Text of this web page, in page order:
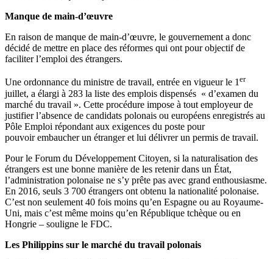
Manque de main-d’œuvre
En raison de manque de main-d’œuvre, le gouvernement a donc
décidé de mettre en place des réformes qui ont pour objectif de
faciliter l’emploi des étrangers.
Une ordonnance du ministre de travail, entrée en vigueur le 1er
juillet, a élargi à 283 la liste des emplois dispensés « d’examen du
marché du travail ». Cette procédure impose à tout employeur de
justifier l’absence de candidats polonais ou européens enregistrés au
Pôle Emploi répondant aux exigences du poste pour
pouvoir embaucher un étranger et lui délivrer un permis de travail.
Pour le Forum du Développement Citoyen, si la naturalisation des
étrangers est une bonne manière de les retenir dans un État,
l’administration polonaise ne s’y prête pas avec grand enthousiasme.
En 2016, seuls 3 700 étrangers ont obtenu la nationalité polonaise.
C’est non seulement 40 fois moins qu’en Espagne ou au Royaume-
Uni, mais c’est même moins qu’en République tchèque ou en
Hongrie – souligne le FDC.
Les Philippins sur le marché du travail polonais